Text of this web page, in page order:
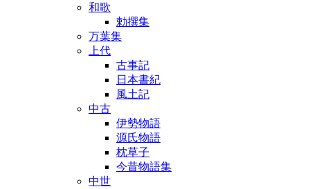
和歌
勅撰集
万葉集
上代
古事記
日本書紀
風土記
中古
伊勢物語
源氏物語
枕草子
今昔物語集
中世